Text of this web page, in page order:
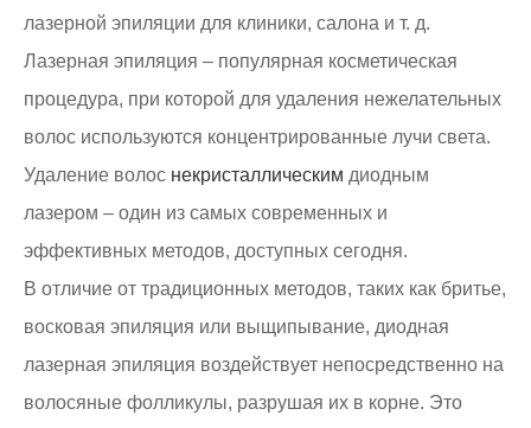
лазерной эпиляции для клиники, салона и т. д.
Лазерная эпиляция – популярная косметическая
процедура, при которой для удаления нежелательных
волос используются концентрированные лучи света.
Удаление волос некристаллическим диодным
лазером – один из самых современных и
эффективных методов, доступных сегодня.
В отличие от традиционных методов, таких как бритье,
восковая эпиляция или выщипывание, диодная
лазерная эпиляция воздействует непосредственно на
волосяные фолликулы, разрушая их в корне. Это